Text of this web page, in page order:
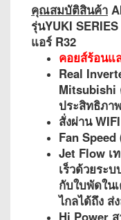
คุณสมบัติสินค้า
รุ่นYUKI
แอร์ R32
คอยส์ร้อนแ
Real
Mitsubishi
ประสิทธิภา
สั่งผ่าน
Fan
Jet Flow เ
เร็วด้วยระ
กับใบพัดใน
ไกลได้ถึง ส่
Hi Power